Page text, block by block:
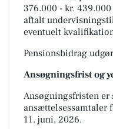
376.000 - kr.
aftalt
eventuelt
Pensionsbidrag
Ansøgningsfrist og
Ansøgningsfristen er
ansættelsessamtaler
11. juni, 2026.